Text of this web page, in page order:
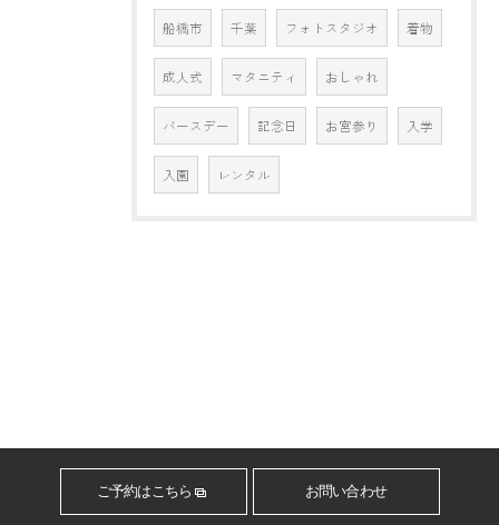
船橋市 千葉 フォトスタジオ 着物
成人式 マタニティ おしゃれ
バースデー 記念日 お宮参り 入学
入園 レンタル
ご予約はこちら お問い合わせ